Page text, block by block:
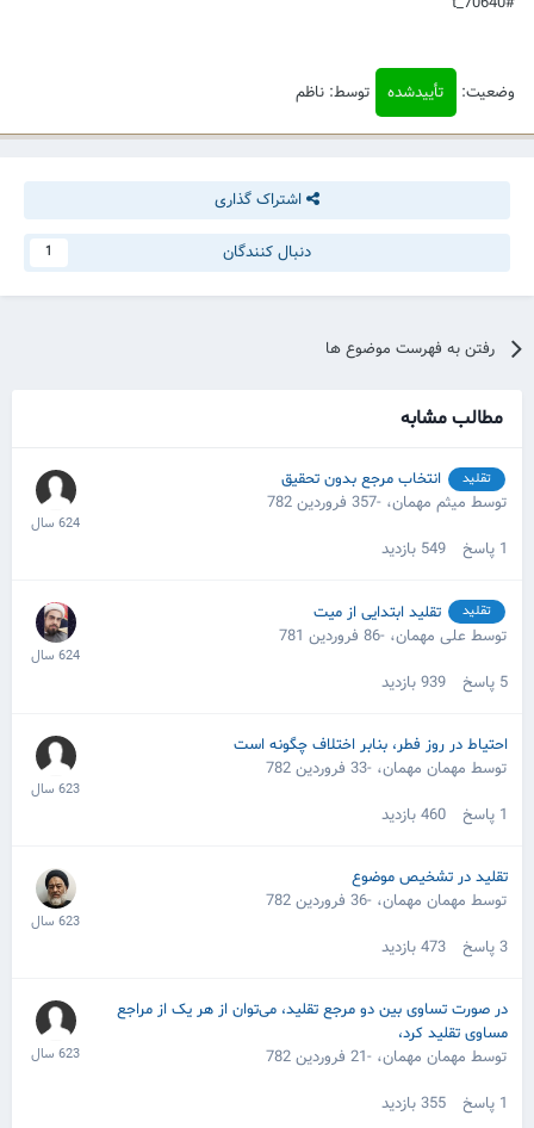
وضعیت: تأییدشده توسط: ناظم
اشتراک گذاری
دنبال کنندگان
رفتن به فهرست موضوع ها
مطالب مشابه
تقلید انتخاب مرجع بدون تحقیق
توسط میثم مهمان،-357 فروردین 782
پاسخ 549بازدید
تقلید تقلید ابتدایی از میت
توسط علی مهمان،-86 فروردین 781
پاسخ 939بازدید
احتیاط در روز فطر، بنابر اختلاف چگونه است
توسط مهمان مهمان،-33 فروردین 782
پاسخ 460بازدید
تقلید در تشخیص موضوع
توسط مهمان مهمان،-36 فروردین 782
پاسخ 473بازدید
در صورت تساوی بین دو مرجع تقلید، می‌توان از هر یک از مراجع
مساوی تقلید کرد،
توسط مهمان مهمان،-21 فروردین 782
پاسخ 355بازدید